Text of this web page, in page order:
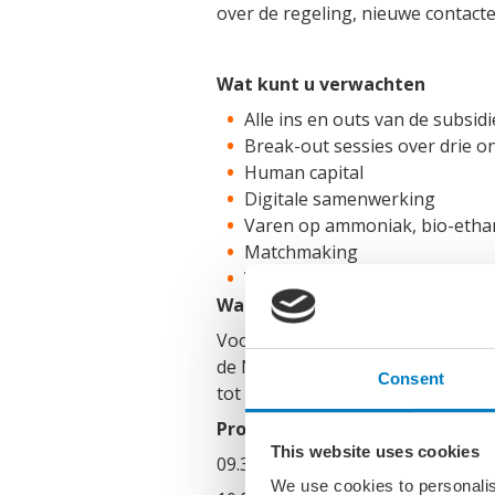
Consent
This website uses cookies
We use cookies to
over de regeling, nieuwe
Wat kunt u verwachten
Alle ins en outs van de
Break-out sessies over drie
Human capital
Digitale samenwerking
Varen op ammoniak, bio-
Matchmaking
Volop gelegenheid voor
Waarom en voor wie?
Voor Nederlandse
de Nederlandse maritieme
tot systeemintegratoren en
Programma:
09.30 uur Inloop